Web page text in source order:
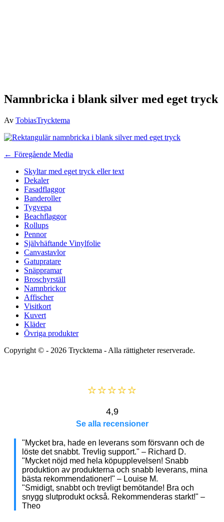
Namnbricka i blank silver med eget tryck
Av TobiasTrycktema
Inläggsnavigering
← Föregående Media
Skyltar med eget tryck eller text
Dekaler
Fasadflaggor
Banderoller
Tygvepa
Beachflaggor
Rollups
Pennor
Självhäftande Vinylfolie
Canvastavlor
Gatupratare
Snäppramar
Broschyrställ
Namnbrickor
Affischer
Visitkort
Kuvert
Kläder
Övriga produkter
Copyright © - 2026 Trycktema - Alla rättigheter reserverade.
⭐⭐⭐⭐⭐
4,9
Se alla recensioner
"Mycket bra, hade en leverans som försvann och de
löste det snabbt. Trevlig support." – Richard D.
"Mycket nöjd med hela köpupplevelsen! Snabb
produktion av produkterna och snabb leverans, mina
bästa rekommendationer!" – Louise M.
"Smidigt, snabbt och trevligt bemötande! Bra och
snygg slutprodukt också. Rekommenderas starkt!" –
Theo